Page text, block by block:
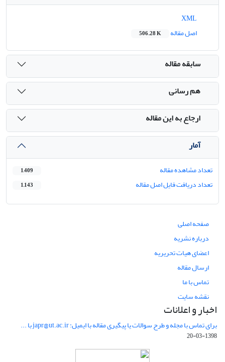
اصل مقاله
506.28 K
سابقه مقاله
هم رسانی
ارجاع به این مقاله
آمار
تعداد مشاهده مقاله 1,409
تعداد دریافت فایل اصل مقاله 1,143
صفحه اصلی
درباره نشریه
اعضای هیات تحریریه
ارسال مقاله
تماس با ما
نقشه سایت
اخبار و اعلانات
برای تماس با مجله و طرح سوالات یا پیگیری مقاله با ایمیل: japr@ut.ac.ir با ...
1398-03-20